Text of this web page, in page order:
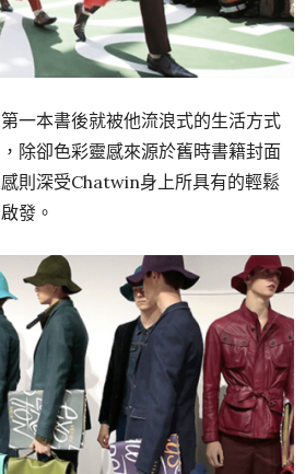
一本書後就被他流浪式的生活方式
除卻色彩靈感來源於舊時書籍封面
則深受Chatwin身上所具有的輕鬆
發。